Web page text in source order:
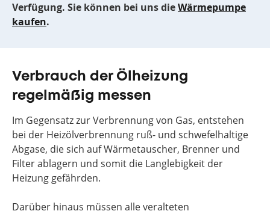
Verfügung. Sie können bei uns dieWärmepumpe
kaufen.
Verbrauch der Ölheizung
regelmäßig messen
Im Gegensatz zur Verbrennung von Gas, entstehen
bei der Heizölverbrennung ruß- und schwefelhaltige
Abgase, die sich auf Wärmetauscher, Brenner und
Filter ablagern und somit die Langlebigkeit der
Heizung gefährden.
Darüber hinaus müssen alle veralteten